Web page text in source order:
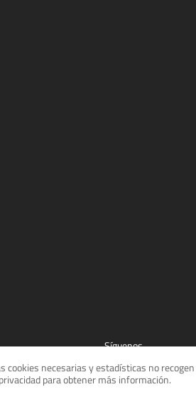
Síguenos
cookies necesarias y estadísticas no
para obtener más información.